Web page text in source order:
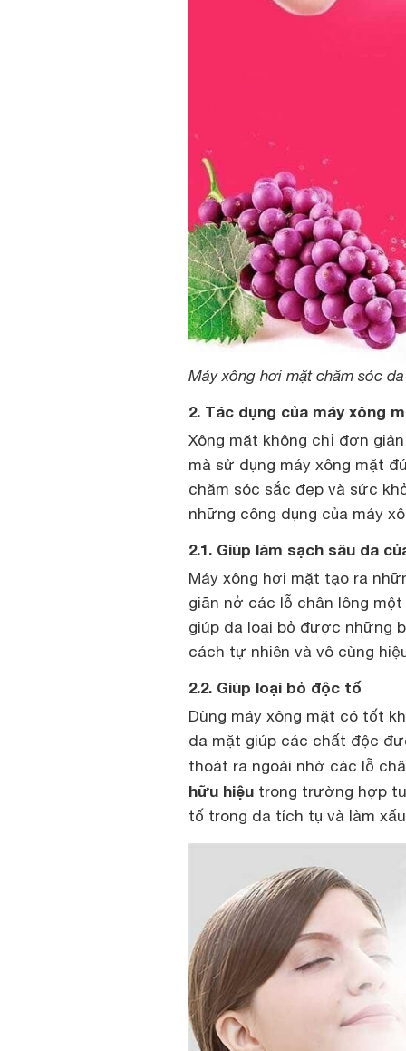
Máy xông hơi mặt chăm sóc
2. Tác dụng của máy xông
Xông mặt không chỉ đơn
mà sử dụng máy xông mặt
chăm sóc sắc đẹp và sức
những công dụng của máy
2.1. Giúp làm sạch sâu da
Máy xông hơi mặt tạo ra
giãn nở các lỗ chân lông
giúp da loại bỏ được những
cách tự nhiên và vô cùng
2.2. Giúp loại bỏ độc tố
Dùng máy xông mặt có tốt
da mặt giúp các chất độc
thoát ra ngoài nhờ các lỗ
hữu hiệu trong trường hợp
tố trong da tích tụ và làm